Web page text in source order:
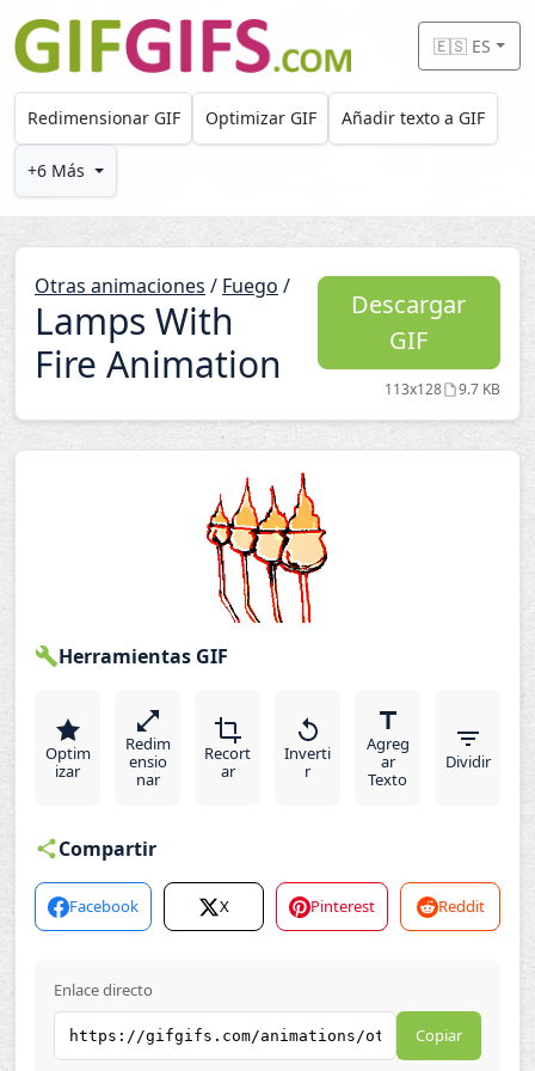
Skip to main content
🇪🇸 ES
Redimensionar GIF Optimizar GIF Añadir texto a GIF
+6 Más
Otras animaciones / Fuego /
Lamps With
Fire Animation
Descargar
GIF
113x128 9.7 KB
Herramientas GIF
Optim
izar
Redim
ensio
nar
Recort
ar
Inverti
r
Agreg
ar
Texto
Dividir
Compartir
Facebook X Pinterest Reddit
Enlace directo
Copiar